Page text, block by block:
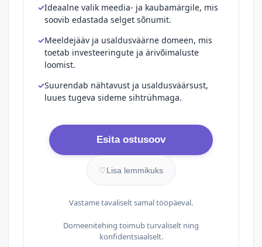
Ideaalne valik meedia- ja kaubamärgile, mis
soovib edastada selget sõnumit.
Meeldejääv ja usaldusväärne domeen, mis
toetab investeeringute ja ärivõimaluste
loomist.
Suurendab nähtavust ja usaldusväärsust,
luues tugeva sideme sihtrühmaga.
Esita ostusoov
♡Lisa lemmikuks
Vastame tavaliselt samal tööpäeval.
Domeenitehing toimub turvaliselt ning
konfidentsiaalselt.